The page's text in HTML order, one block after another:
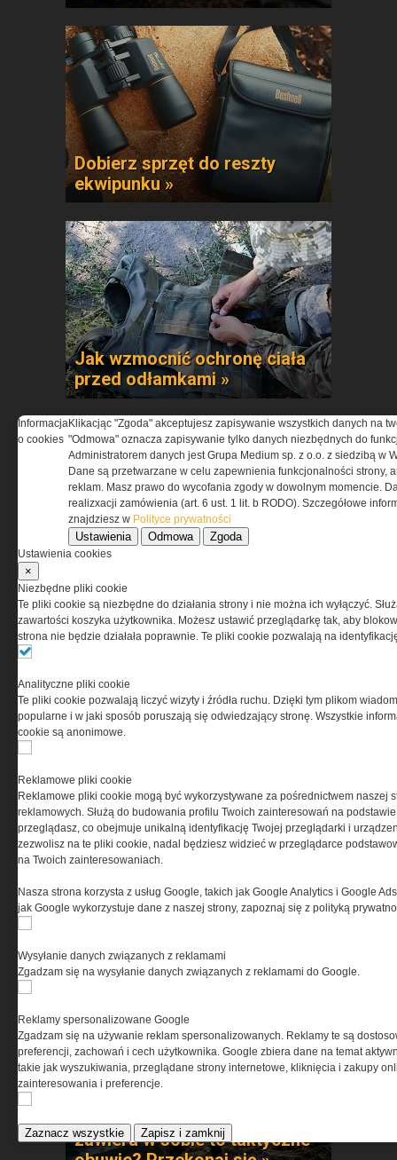
Dobierz sprzęt do reszty
ekwipunku »
Jak wzmocnić ochronę ciała
przed odłamkami »
Czy Twoja infrastruktura jest
gotowa na zagrożenia z
Wybierz sprzęt, który
różnicę »
Czy wiesz jaką innowacje
zawiera w sobie to taktyczne
Informacja
o cookies
Klikacjąc "Zgoda" akceptujesz zapisywanie wszystkich danych na
"Odmowa" oznacza zapisywanie tylko danych niezbędnych do
Administratorem danych jest Grupa Medium sp. z o.o. z siedzibą w
Dane są przetwarzane w celu zapewnienia funkcjonalności strony,
reklam. Masz prawo do wycofania zgody w dowolnym momencie.
realizxacji zamówienia (art. 6 ust. 1 lit. b RODO). Szczegółowe
znajdziesz w Polityce prywatności
Ustawienia Odmowa Zgoda
Ustawienia cookies
×
Niezbędne pliki cookie
Te pliki cookie są niezbędne do działania strony i nie można ich wyłączyć.
zawartości koszyka użytkownika. Możesz ustawić przeglądarkę tak, aby
strona nie będzie działała poprawnie. Te pliki cookie pozwalają na
Analityczne pliki cookie
Te pliki cookie pozwalają liczyć wizyty i źródła ruchu. Dzięki tym plikom
popularne i w jaki sposób poruszają się odwiedzający stronę. Wszystkie
cookie są anonimowe.
Reklamowe pliki cookie
Reklamowe pliki cookie mogą być wykorzystywane za pośrednictwem naszej
reklamowych. Służą do budowania profilu Twoich zainteresowań na
przeglądasz, co obejmuje unikalną identyfikację Twojej przeglądarki i
zezwolisz na te pliki cookie, nadal będziesz widzieć w przeglądarce
na Twoich zainteresowaniach.
Nasza strona korzysta z usług Google, takich jak Google Analytics i Google
jak Google wykorzystuje dane z naszej strony, zapoznaj się z polityką
Wysyłanie danych związanych z reklamami
Zgadzam się na wysyłanie danych związanych z reklamami do Google.
Reklamy spersonalizowane Google
Zgadzam się na używanie reklam spersonalizowanych. Reklamy te są
preferencji, zachowań i cech użytkownika. Google zbiera dane na temat
takie jak wyszukiwania, przeglądane strony internetowe, kliknięcia i zakupy
zainteresowania i preferencje.
Zaznacz wszystkie Zapisz i zamknij